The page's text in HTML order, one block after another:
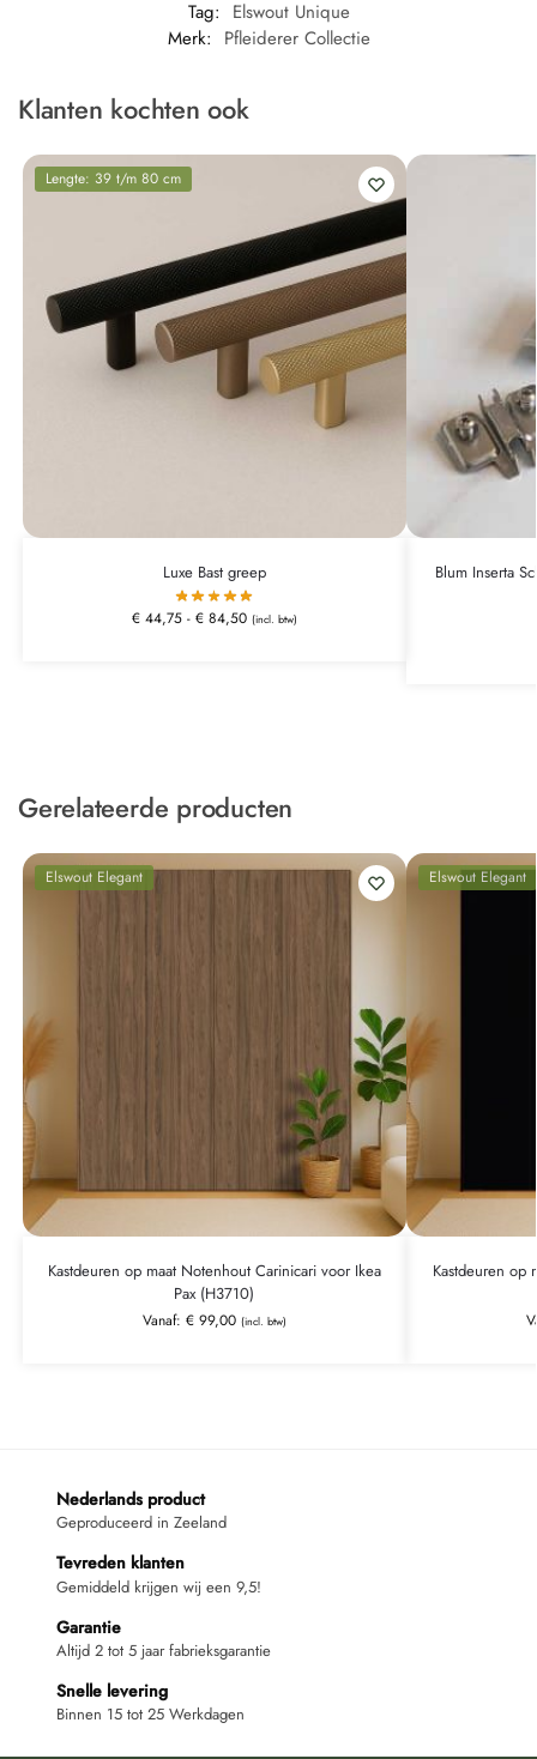
Tag: Elswout Unique
Merk: Pfleiderer Collectie
Klanten kochten ook
Lengte: 39 t/m 80 cm
Luxe Bast greep
€44,75 - €84,50 (incl. btw)
Blum Inserta
Gerelateerde producten
Elswout Elegant
Kastdeuren op maat Notenhout Carinicari voor Ikea
Pax (H3710)
Vanaf: €99,00 (incl. btw)
Elswout Elegant
Kastdeuren op
Nederlands product
Geproduceerd in Zeeland
Tevreden klanten
Gemiddeld krijgen wij een 9,5!
Garantie
Altijd 2 tot 5 jaar fabrieksgarantie
Snelle levering
Binnen 15 tot 25 Werkdagen